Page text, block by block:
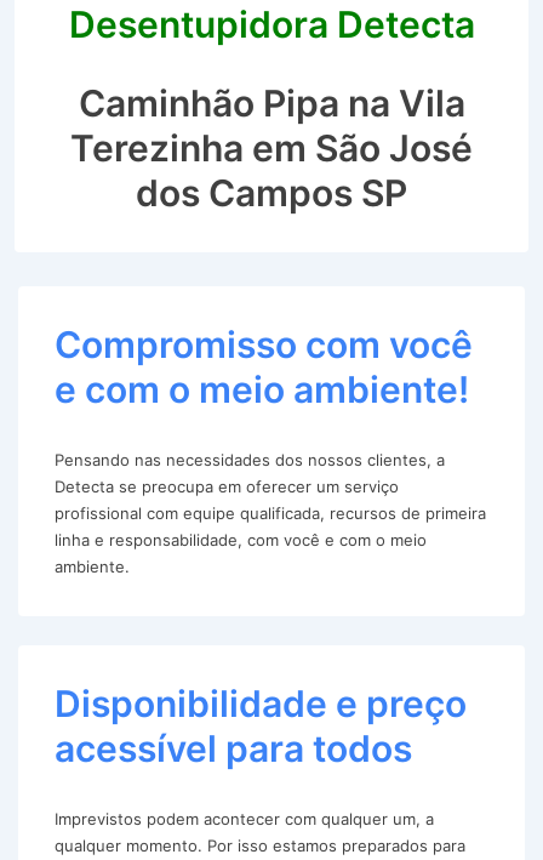
Desentupidora Detecta
Caminhão Pipa na Vila
Terezinha em São José
dos Campos SP
Compromisso com você
e com o meio ambiente!
Pensando nas necessidades dos nossos clientes, a
Detecta se preocupa em oferecer um serviço
profissional com equipe qualificada, recursos de primeira
linha e responsabilidade, com você e com o meio
ambiente.
Disponibilidade e preço
acessível para todos
Imprevistos podem acontecer com qualquer um, a
qualquer momento. Por isso estamos preparados para